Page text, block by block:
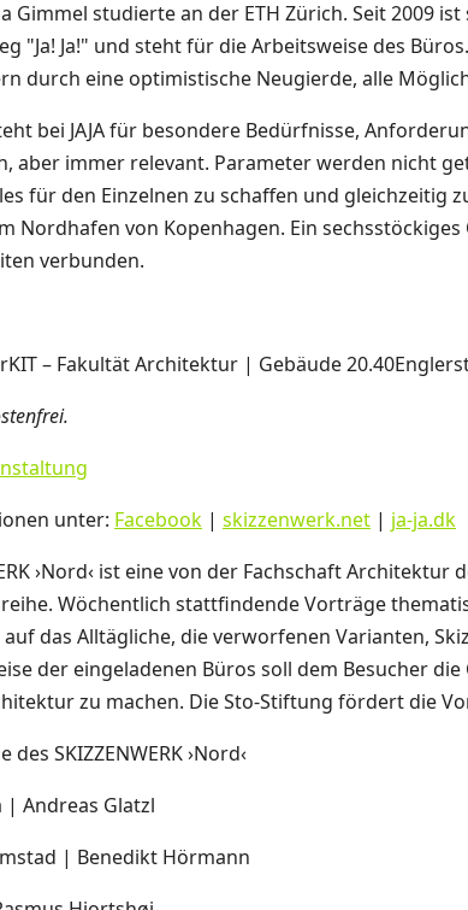
Gimmel studierte an der ETH Zürich. Seit 2009
"Ja! Ja!" und steht für die Arbeitsweise des
durch eine optimistische Neugierde, alle
bei JAJA für besondere Bedürfnisse,
aber immer relevant. Parameter werden nicht
für den Einzelnen zu schaffen und gleichzeitig
im Nordhafen von Kopenhagen. Ein
verbunden.
– Fakultät Architektur | Gebäude
unter: Facebook | skizzenwerk.net | ja-ja.dk
›Nord‹ ist eine von der Fachschaft
Wöchentlich stattfindende Vorträge
das Alltägliche, die verworfenen Varianten,
der eingeladenen Büros soll dem Besucher
zu machen. Die Sto-Stiftung fördert die
SKIZZENWERK ›Nord‹
| Andreas Glatzl
| Benedikt Hörmann